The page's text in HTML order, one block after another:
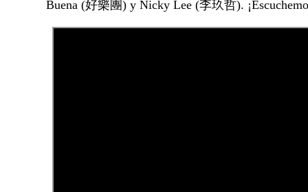
Buena (好樂團) y Nicky Lee (李玖哲).